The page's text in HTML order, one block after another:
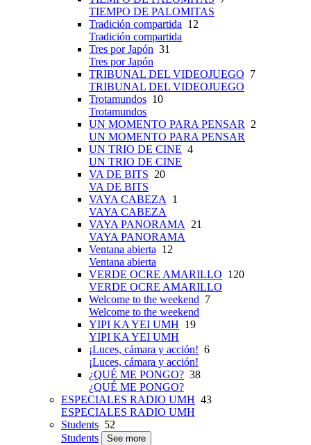
TIEMPO DE PALOMITAS
Tradición compartida 12
Tradición compartida
Tres por Japón 31
Tres por Japón
TRIBUNAL DEL VIDEOJUEGO 7
TRIBUNAL DEL VIDEOJUEGO
Trotamundos 10
Trotamundos
UN MOMENTO PARA PENSAR
2
UN MOMENTO PARA PENSAR
UN TRIO DE CINE 4
UN TRIO DE CINE
VA DE BITS 20
VA DE BITS
VAYA CABEZA
1
VAYA CABEZA
VAYA PANORAMA
21
VAYA PANORAMA
Ventana abierta 12
Ventana abierta
VERDE OCRE AMARILLO 120
VERDE OCRE AMARILLO
Welcome to the weekend 7
Welcome to the weekend
YIPI KA YEI UMH 19
YIPI KA YEI UMH
¡Luces, cámara y acción! 6
¡Luces, cámara y acción!
¿QUÉ ME PONGO? 38
¿QUÉ ME PONGO?
ESPECIALES RADIO UMH 43
ESPECIALES RADIO UMH
Students 52
Students
See more